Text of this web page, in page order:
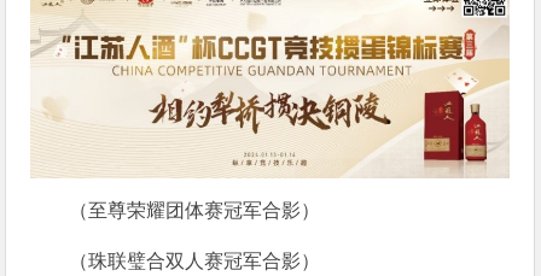
（至尊荣耀团体赛冠军合影）
（珠联璧合双人赛冠军合影）